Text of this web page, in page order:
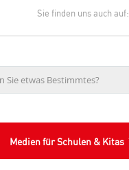
Sie finden uns auch auf:
Medien für Schulen & Kitas